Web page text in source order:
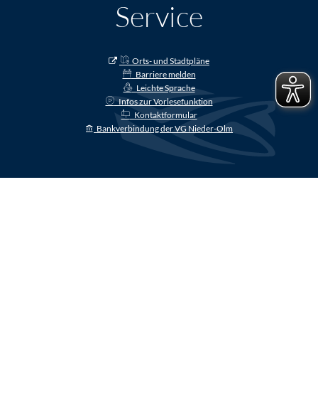
Service
Orts- und Stadtpläne
Barriere melden
Leichte Sprache
Infos zur Vorlesefunktion
Kontaktformular
Bankverbindung der VG Nieder-Olm